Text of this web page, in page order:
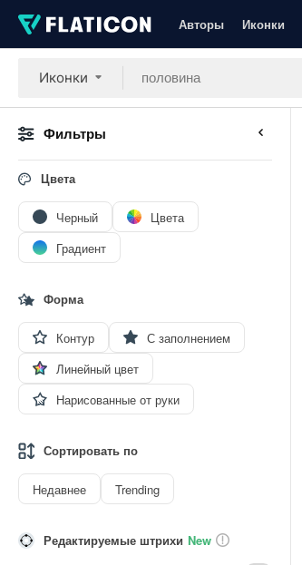
Авторы Иконки
Иконки
Фильтры
Цвета
Черный
Цвета
Градиент
Форма
Контур
С заполнением
Линейный цвет
Нарисованные от руки
Сортировать по
Недавнее Trending
Редактируемые штрихи New